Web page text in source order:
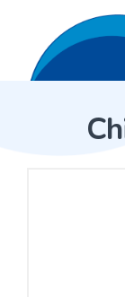
Trang Chủ
Nhà